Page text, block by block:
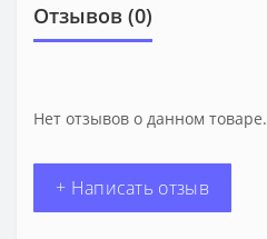
Отзывов (0)
Нет отзывов о данном товаре.
+ Написать отзыв